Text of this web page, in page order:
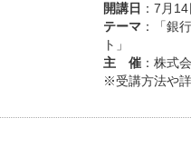
開講日 ：7月
テーマ ：「銀
ト」
主 催 ：株式
※受講方法や